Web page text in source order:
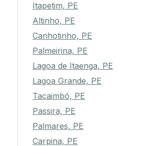
Itapetim, PE
Altinho, PE
Canhotinho, PE
Palmeirina, PE
Lagoa de Itaenga, PE
Lagoa Grande, PE
Tacaimbó, PE
Passira, PE
Palmares, PE
Carpina, PE